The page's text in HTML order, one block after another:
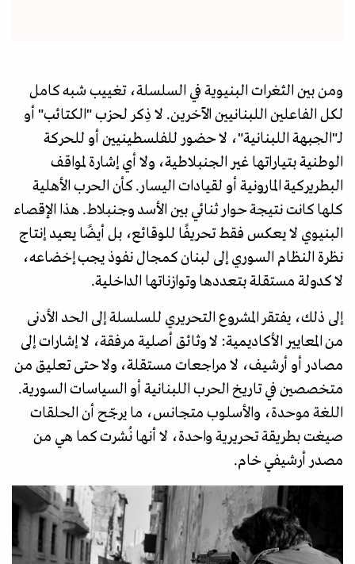
ومن بين الثغرات البنيوية في السلسلة، تغييب شبه كامل
لكل الفاعلين اللبنانيين الآخرين. لا ذِكر لحزب "الكتائب" أو
لـ"الجبهة اللبنانية"، لا حضور للفلسطينيين أو للحركة
الوطنية بتياراتها غير الجنبلاطية، ولا أي إشارة لمواقف
البطريركية المارونية أو لقيادات اليسار. كأن الحرب الأهلية
كلها كانت نتيجة حوار ثنائي بين الأسد وجنبلاط. هذا الإقصاء
البنيوي لا يعكس فقط تحريفًا للوقائع، بل أيضًا يعيد إنتاج
نظرة النظام السوري إلى لبنان كمجال نفوذ يجب إخضاعه،
لا كدولة مستقلة بتعددها وتوازناتها الداخلية.
إلى ذلك، يفتقر المشروع التحريري للسلسلة إلى الحد الأدنى
من المعايير الأكاديمية: لا وثائق أصلية مرفقة، لا إشارات إلى
مصادر أو أرشيف، لا مراجعات مستقلة، ولا حتى تعليق من
متخصصين في تاريخ الحرب اللبنانية أو السياسات السورية.
اللغة موحدة، والأسلوب متجانس، ما يرجّح أن الحلقات
صيغت بطريقة تحريرية واحدة، لا أنها نُشرت كما هي من
مصدر أرشيفي خام.